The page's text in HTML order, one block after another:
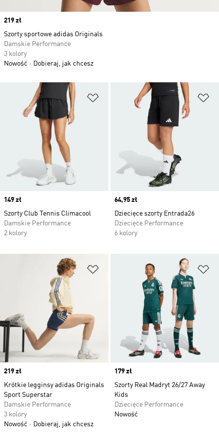
Dodaj do listy życzeń
Price
149 zł
Szorty Club Tennis Climacool
Damskie Performance
2 kolory
Price
64,95 zł
Dziecięce szorty Entrada26
Dziecięce Performance
6 kolory
Dodaj do listy życzeń
Price
219 zł
Krótkie legginsy adidas Originals
Sport Superstar
Damskie Performance
3 kolory
Nowość
Dobieraj, jak chcesz
Price
179 zł
Szorty Real Madryt 26/27 Away
Kids
Dziecięce Performance
Nowość
Price
219 zł
Szorty sportowe adidas Originals
Damskie Performance
3 kolory
Nowość
Dobieraj, jak chcesz